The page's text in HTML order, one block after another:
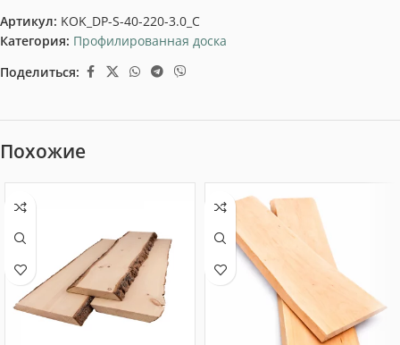
Артикул: KOK_DP-S-40-220-3.0_C
Категория: Профилированная доска
Поделиться:
Похожие